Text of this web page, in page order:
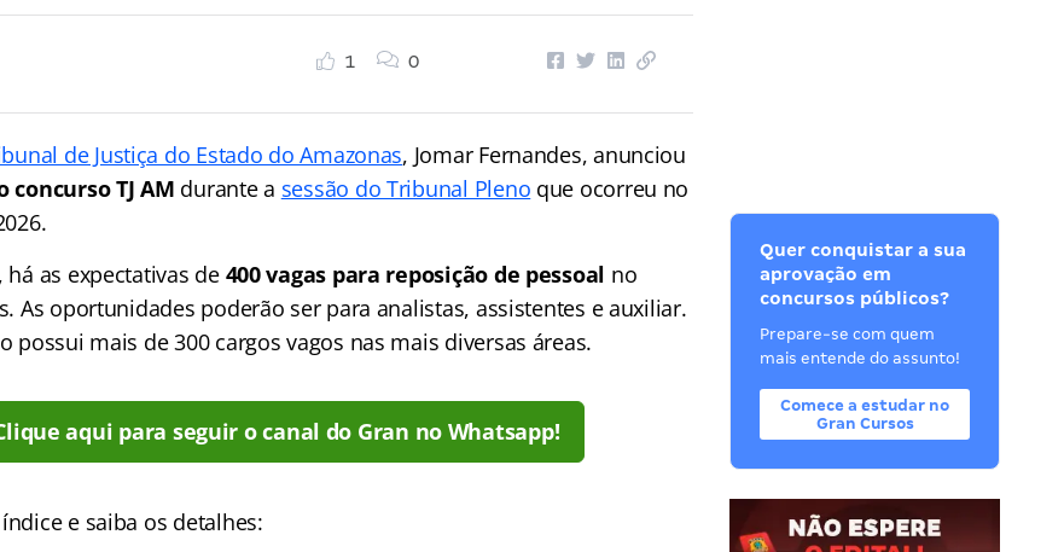
1 0
de Justiça do Estado do Amazonas, Jomar Fernandes, anunciou
concurso TJ AM durante a sessão do Tribunal Pleno que ocorreu no
as expectativas de 400 vagas para reposição de pessoal no
As oportunidades poderão ser para analistas, assistentes e auxiliar.
possui mais de 300 cargos vagos nas mais diversas áreas.
aqui para seguir o canal do Gran no Whatsapp!
e saiba os detalhes:
Quer conquistar a sua
aprovação em
concursos públicos?
Prepare-se com quem
mais entende do assunto!
Comece a estudar no
Gran Cursos